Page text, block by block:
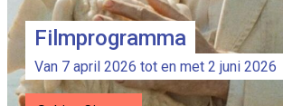
Filmprogramma
Van 7 april 2026 tot en met 2 juni 2026